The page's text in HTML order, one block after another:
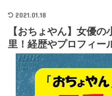
2021.01.18
【おちょやん】女優
里！経歴やプロフィー